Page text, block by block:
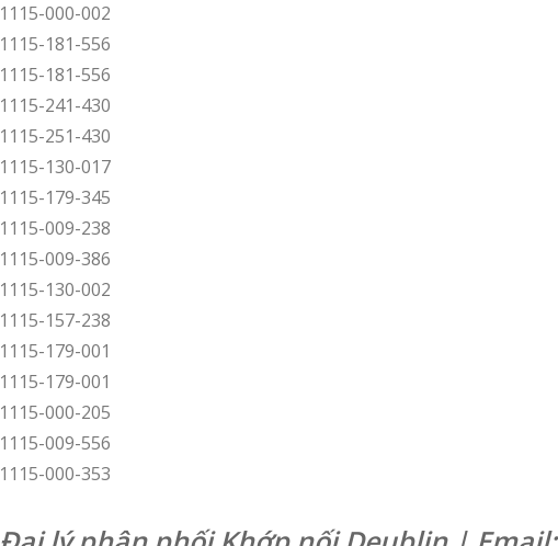
1115-000-002
1115-181-556
1115-181-556
1115-241-430
1115-251-430
1115-130-017
1115-179-345
1115-009-238
1115-009-386
1115-130-002
1115-157-238
1115-179-001
1115-179-001
1115-000-205
1115-009-556
1115-000-353